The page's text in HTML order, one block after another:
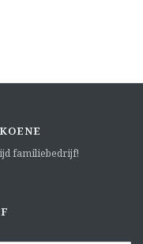
familiebedrijf!